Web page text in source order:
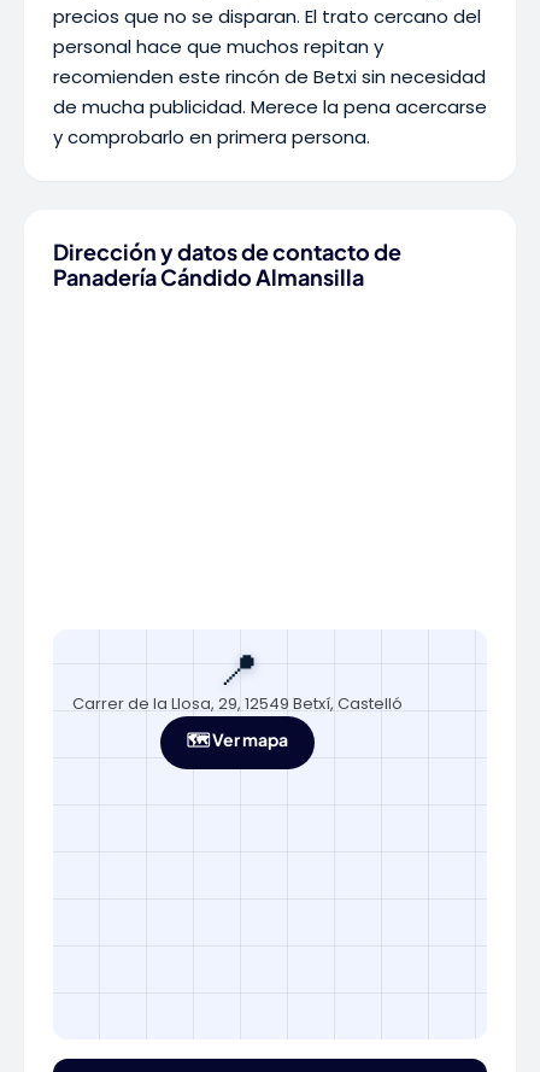
precios que no se disparan. El trato cercano del
personal hace que muchos repitan y
recomienden este rincón de Betxi sin necesidad
de mucha publicidad. Merece la pena acercarse
y comprobarlo en primera persona.
Dirección y datos de contacto de
Panadería Cándido Almansilla
📍
Carrer de la Llosa, 29, 12549 Betxí, Castelló
🗺️ Ver mapa